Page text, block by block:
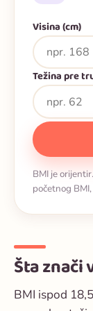
Visina (cm)
Težina pre
BMI je
početnog
Šta znači
BMI ispod